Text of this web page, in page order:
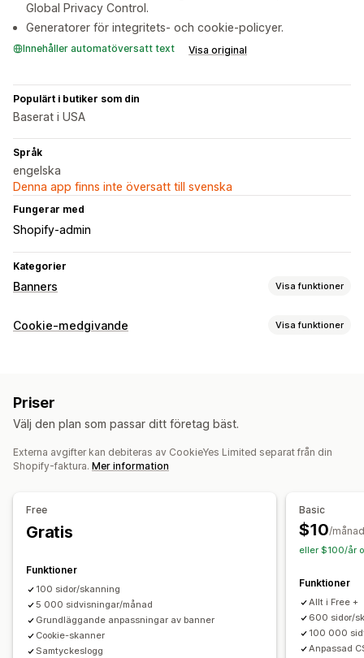
Global Privacy Control.
Generatorer för integritets- och cookie-policyer.
Innehåller automatöversatt text Visa original
Populärt i butiker som din
Baserat i USA
Språk
engelska
Denna app finns inte översatt till svenska
Fungerar med
Shopify-admin
Kategorier
Banners Visa funktioner
Bannertyp
Bannerposition
Anpassad CSS
Flera språk
Mobilanpassning
Analyser och rapporter
Cookie-medgivande Visa funktioner
Geolokalisering
Anpassad text Flera språk Språkidentifiering
Översättning
Mobilanpassning
Cookie-skannare
Reglering
APA-NZPA
APPI CCPA
GDPR
LGPD PDPA PIPEDA POPIA
Priser
Välj den plan som passar ditt företag bäst.
Externa avgifter kan debiteras av CookieYes Limited separat från din
Shopify-faktura. Mer information
Free
Gratis
Funktioner
100 sidor/skanning
5 000 sidvisningar/månad
Grundläggande anpassningar av banner
Cookie-skanner
Samtyckeslogg
Basic
$10/månad
eller $100/år
Funktioner
Allt i Free +
600 sidor/
100 000
Anpassad